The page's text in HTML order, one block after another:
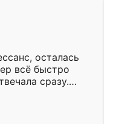
осталась
всё быстро
сразу.
подошёл к
Собрали
даже